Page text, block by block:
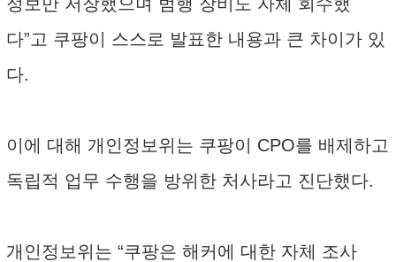
다”고 쿠팡이 스스로 발표한 내용과 큰 차이가 있
다.
이에 대해 개인정보위는 쿠팡이 CPO를 배제하고
독립적 업무 수행을 방위한 처사라고 진단했다.
개인정보위는 “쿠팡은 해커에 대한 자체 조사